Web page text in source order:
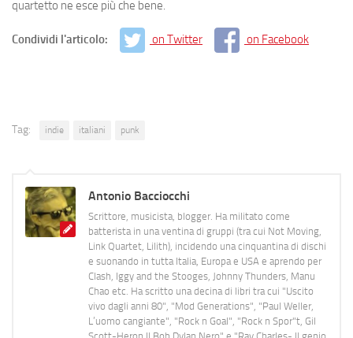
quartetto ne esce più che bene.
Condividi l'articolo: on Twitter on Facebook
Tag: indie italiani punk
Antonio Bacciocchi
Scrittore, musicista, blogger. Ha militato come
batterista in una ventina di gruppi (tra cui Not Moving,
Link Quartet, Lilith), incidendo una cinquantina di dischi
e suonando in tutta Italia, Europa e USA e aprendo per
Clash, Iggy and the Stooges, Johnny Thunders, Manu
Chao etc. Ha scritto una decina di libri tra cui "Uscito
vivo dagli anni 80", "Mod Generations", "Paul Weller,
L’uomo cangiante", "Rock n Goal", "Rock n Spor"t, Gil